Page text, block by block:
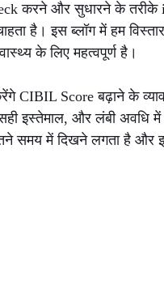
करने और सुधारने के तरीके
है। इस ब्लॉग में हम
के लिए महत्वपूर्ण है।
CIBIL Score बढ़ाने के
सही इस्तेमाल, और लंबी
समय में दिखने लगता है और